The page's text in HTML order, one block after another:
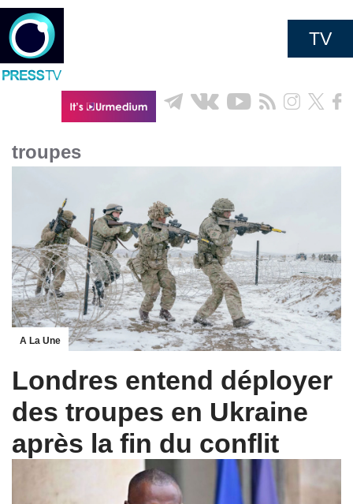
TV
troupes
A La Une
Londres entend déployer
des troupes en Ukraine
après la fin du conflit